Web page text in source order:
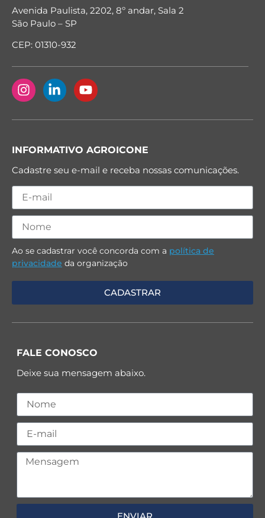
Avenida Paulista, 2202, 8º andar, Sala 2
São Paulo – SP
CEP: 01310-932
INFORMATIVO AGROICONE
Cadastre seu e-mail e receba nossas comunicações.
Ao se cadastrar você concorda com a política de
privacidade da organização
FALE CONOSCO
Deixe sua mensagem abaixo.
ENVIAR